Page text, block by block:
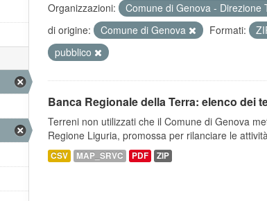
Organizzazioni: Comune di Genova - Direzione
di origine:
Comune di Genova Formati:
pubblico
Banca Regionale della Terra: elenco dei
Terreni non utilizzati che il Comune di Genova
Regione Liguria, promossa per rilanciare le
CSV MAP_SRVC PDF ZIP